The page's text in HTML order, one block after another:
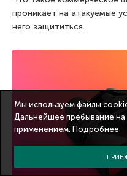
проникает на атакуемые
него защититься.
Мы используем файлы
Дальнейшее пребывание на
применением. Подробнее